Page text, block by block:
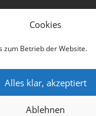
Cookies
zum Betrieb der Website.
Alles klar, akzeptiert
Ablehnen
2026 | Web24
rund um PV-
den Werbepartnern
eine PV-Anlage
Werbevergütung vom